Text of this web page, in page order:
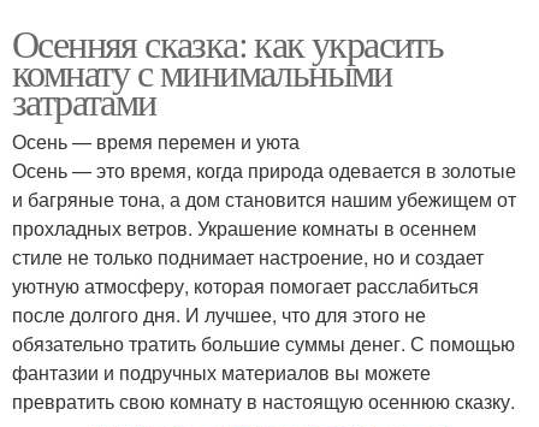
Осенняя сказка: как украсить
комнату с минимальными
затратами
Осень — время перемен и уюта
Осень — это время, когда природа одевается в золотые
и багряные тона, а дом становится нашим убежищем от
прохладных ветров. Украшение комнаты в осеннем
стиле не только поднимает настроение, но и создает
уютную атмосферу, которая помогает расслабиться
после долгого дня. И лучшее, что для этого не
обязательно тратить большие суммы денег. С помощью
фантазии и подручных материалов вы можете
превратить свою комнату в настоящую осеннюю сказку.